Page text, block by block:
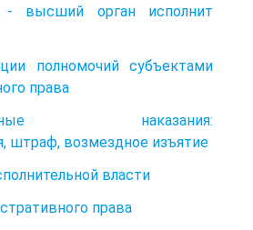
- высший орган исполнит
полномочий субъектами
права
наказания:
штраф, возмездное изъятие
власти
права